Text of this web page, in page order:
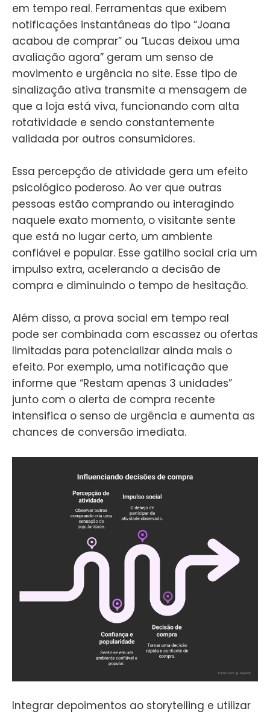
em tempo real. Ferramentas que exibem
notificações instantâneas do tipo “Joana
acabou de comprar” ou “Lucas deixou uma
avaliação agora” geram um senso de
movimento e urgência no site. Esse tipo de
sinalização ativa transmite a mensagem de
que a loja está viva, funcionando com alta
rotatividade e sendo constantemente
validada por outros consumidores.
Essa percepção de atividade gera um efeito
psicológico poderoso. Ao ver que outras
pessoas estão comprando ou interagindo
naquele exato momento, o visitante sente
que está no lugar certo, um ambiente
confiável e popular. Esse gatilho social cria um
impulso extra, acelerando a decisão de
compra e diminuindo o tempo de hesitação.
Além disso, a prova social em tempo real
pode ser combinada com escassez ou ofertas
limitadas para potencializar ainda mais o
efeito. Por exemplo, uma notificação que
informe que “Restam apenas 3 unidades”
junto com o alerta de compra recente
intensifica o senso de urgência e aumenta as
chances de conversão imediata.
Integrar depoimentos ao storytelling e utilizar